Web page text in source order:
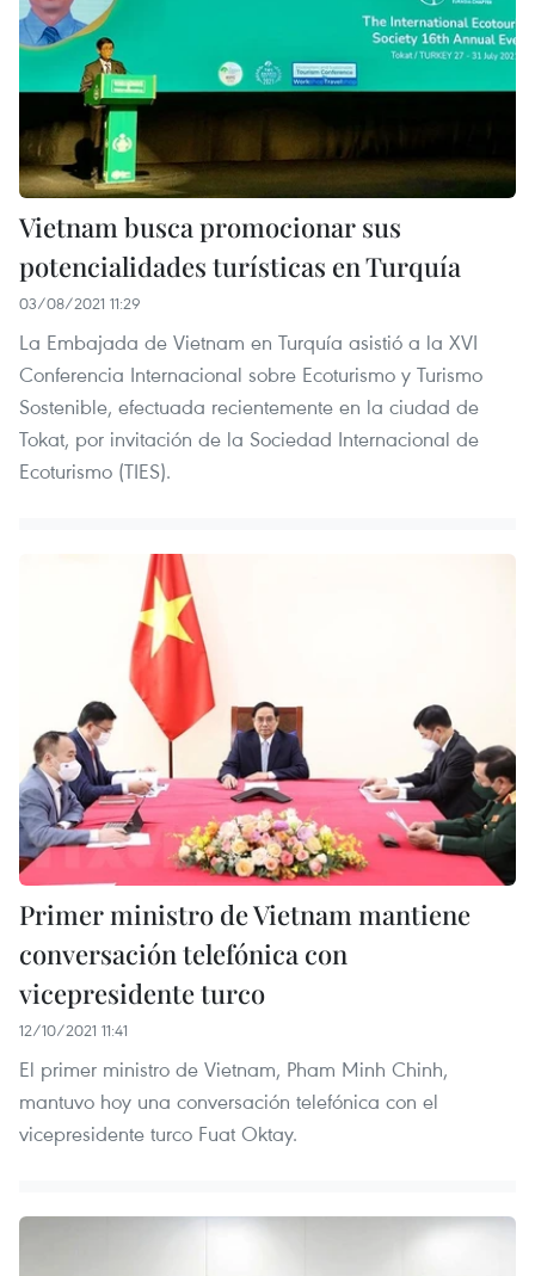
Vietnam busca promocionar sus
potencialidades turísticas en Turquía
03/08/2021 11:29
La Embajada de Vietnam en Turquía asistió a la XVI
Conferencia Internacional sobre Ecoturismo y Turismo
Sostenible, efectuada recientemente en la ciudad de
Tokat, por invitación de la Sociedad Internacional de
Ecoturismo (TIES).
Primer ministro de Vietnam mantiene
conversación telefónica con
vicepresidente turco
12/10/2021 11:41
El primer ministro de Vietnam, Pham Minh Chinh,
mantuvo hoy una conversación telefónica con el
vicepresidente turco Fuat Oktay.